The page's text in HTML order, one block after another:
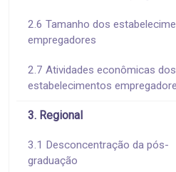
2.6 Tamanho dos
empregadores
2.7 Atividades econômicas dos
estabelecimentos
3. Regional
3.1 Desconcentração da pós-
graduação